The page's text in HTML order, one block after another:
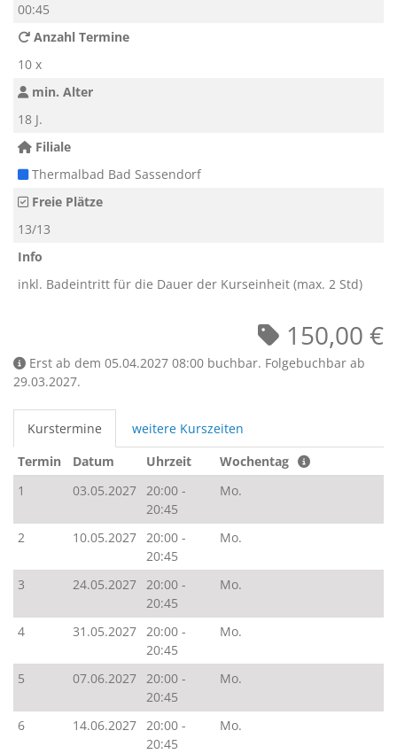
00:45
Anzahl Termine
10 x
min. Alter
18 J.
Filiale
Thermalbad Bad Sassendorf
Freie Plätze
13/13
Info
inkl. Badeintritt für die Dauer der Kurseinheit (max. 2 Std)
150,00 €
Erst ab dem 05.04.2027 08:00 buchbar. Folgebuchbar ab
29.03.2027.
Kurstermine
weitere Kurszeiten
Termin
Datum Uhrzeit
Wochentag
1
03.05.2027 20:00 -
20:45
Mo.
2 10.05.2027 20:00 -
20:45
Mo.
3 24.05.2027 20:00 -
20:45
Mo.
4 31.05.2027 20:00 -
20:45
Mo.
5 07.06.2027 20:00 -
20:45
Mo.
6 14.06.2027 20:00 -
20:45
Mo.